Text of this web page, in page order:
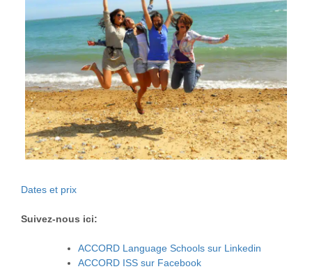
Dates et prix
Suivez-nous ici:
ACCORD Language Schools sur Linkedin
ACCORD ISS sur Facebook